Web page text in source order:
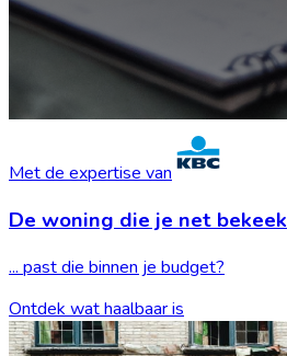
Met de expertise van
De woning die je net bekeek
... past die binnen je budget?
Ontdek wat haalbaar is